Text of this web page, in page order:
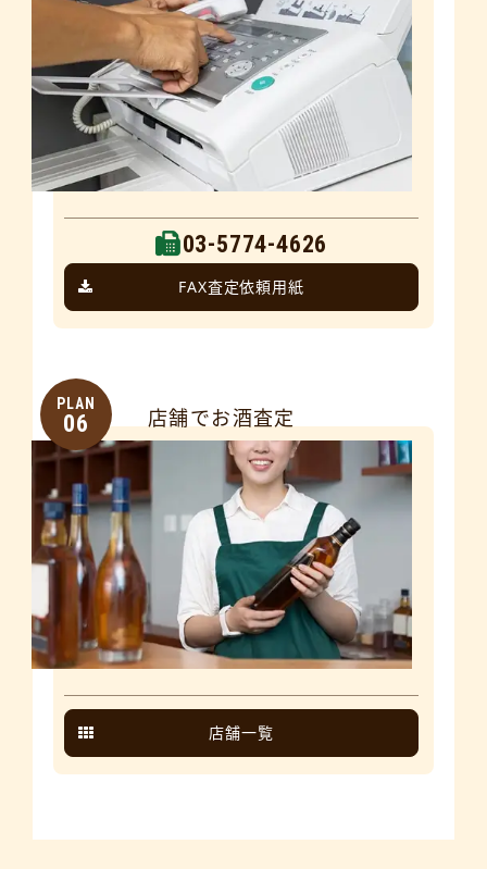
03-5774-4626
FAX査定依頼用紙
PLAN
06 店舗でお酒査定
店舗一覧